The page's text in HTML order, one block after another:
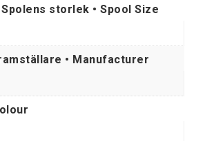
storlek • Spool Size
• Manufacturer